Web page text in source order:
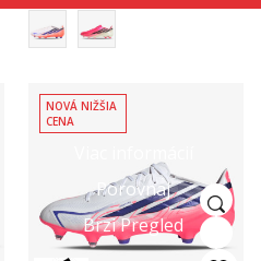
Porovnaj
Brzi Pregled
NOVÁ NIŽŠIA
CENA